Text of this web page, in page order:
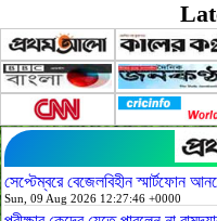
সেপ্টেম্বরে বেজেলবিহীন স্মার্টফোন
Sun, 09 Aug 2026 12:27:46 +0000